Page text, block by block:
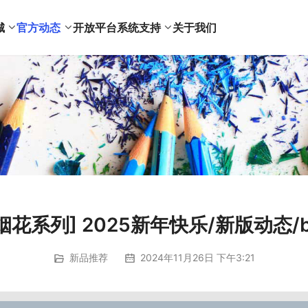
官方动态 开放平台系统支持 关于我们
花系列] 2025新年快乐/新版动态/
新品推荐 2024年11月26日 下午3:21